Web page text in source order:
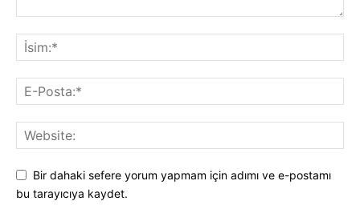
Bir dahaki sefere yorum yapmam için adımı ve e-postamı
bu tarayıcıya kaydet.